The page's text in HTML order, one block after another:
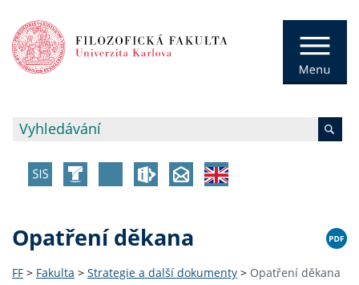
Opatření děkana
FF > Fakulta > Strategie a další dokumenty > Opatření děkana